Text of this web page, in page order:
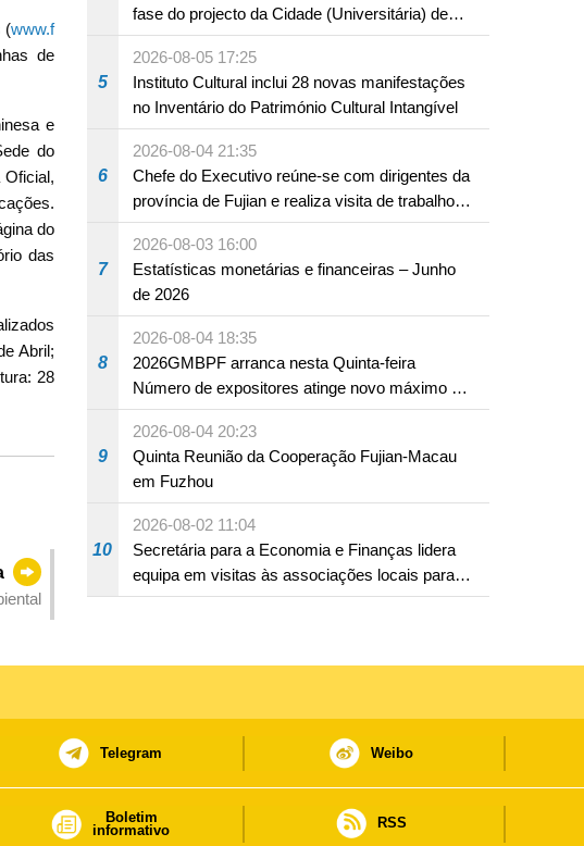
(www.f
de
e
do
do
das
Abril;
28
fase do projecto da Cidade (Universitária) de
Educação Internacional de Macau e Hengqin
5
2026-08-05 17:25
Instituto Cultural inclui 28 novas manifestações
no Inventário do Património Cultural Intangível
6
2026-08-04 21:35
Chefe do Executivo reúne-se com dirigentes da
província de Fujian e realiza visita de trabalho
em Fuzhou
7
2026-08-03 16:00
Estatísticas monetárias e financeiras – Junho
de 2026
8
2026-08-04 18:35
2026GMBPF arranca nesta Quinta-feira
Número de expositores atinge novo máximo em
18 anos
9
2026-08-04 20:23
Quinta Reunião da Cooperação Fujian-Macau
em Fuzhou
10
2026-08-02 11:04
Secretária para a Economia e Finanças lidera
equipa em visitas às associações locais para
consolidar consensos e promover os trabalhos
Telegram Weibo
Boletim
informativo
RSS